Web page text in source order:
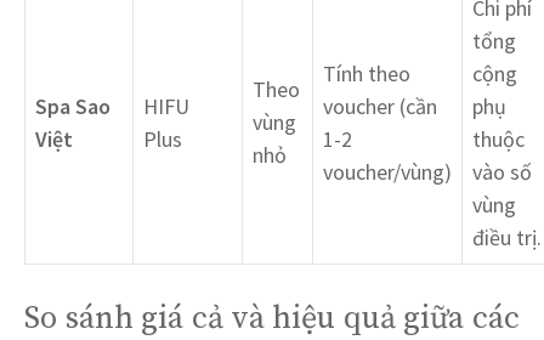
Spa Sao
Việt
HIFU
Plus
Theo
vùng
nhỏ
Tính theo
voucher (cần
1-2
voucher/vùng)
Chi phí
tổng
cộng
phụ
thuộc
vào số
vùng
điều trị.
So sánh giá cả và hiệu quả giữa các